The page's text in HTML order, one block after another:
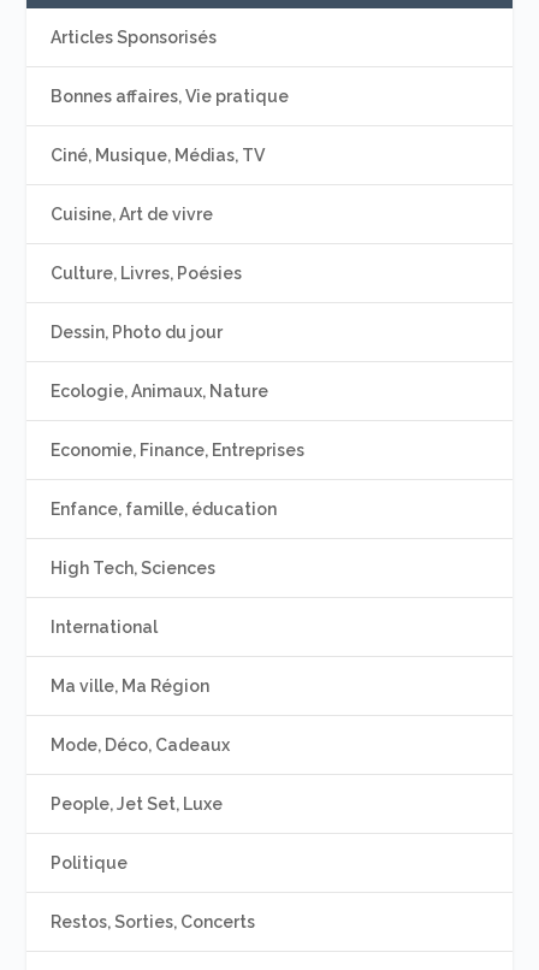
Articles Sponsorisés
Bonnes affaires, Vie pratique
Ciné, Musique, Médias, TV
Cuisine, Art de vivre
Culture, Livres, Poésies
Dessin, Photo du jour
Ecologie, Animaux, Nature
Economie, Finance, Entreprises
Enfance, famille, éducation
High Tech, Sciences
International
Ma ville, Ma Région
Mode, Déco, Cadeaux
People, Jet Set, Luxe
Politique
Restos, Sorties, Concerts